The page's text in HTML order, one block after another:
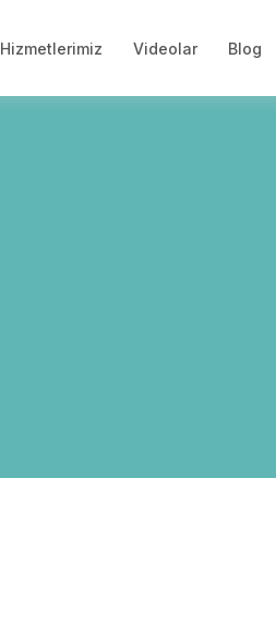
Hizmetlerimiz Videolar Blog